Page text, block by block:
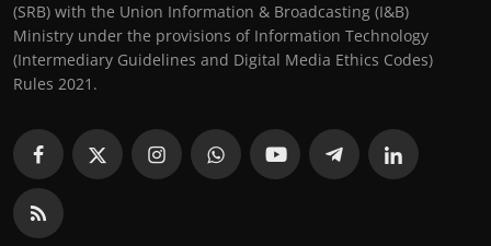
(SRB) with the Union Information & Broadcasting (I&B)
Ministry under the provisions of Information Technology
(Intermediary Guidelines and Digital Media Ethics Codes)
Rules 2021.